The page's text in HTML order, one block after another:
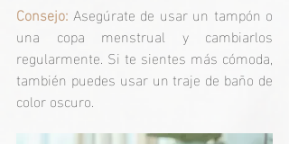
Consejo: Asegúrate de usar un tampón o
una copa menstrual y cambiarlos
regularmente. Si te sientes más cómoda,
también puedes usar un traje de baño de
color oscuro.